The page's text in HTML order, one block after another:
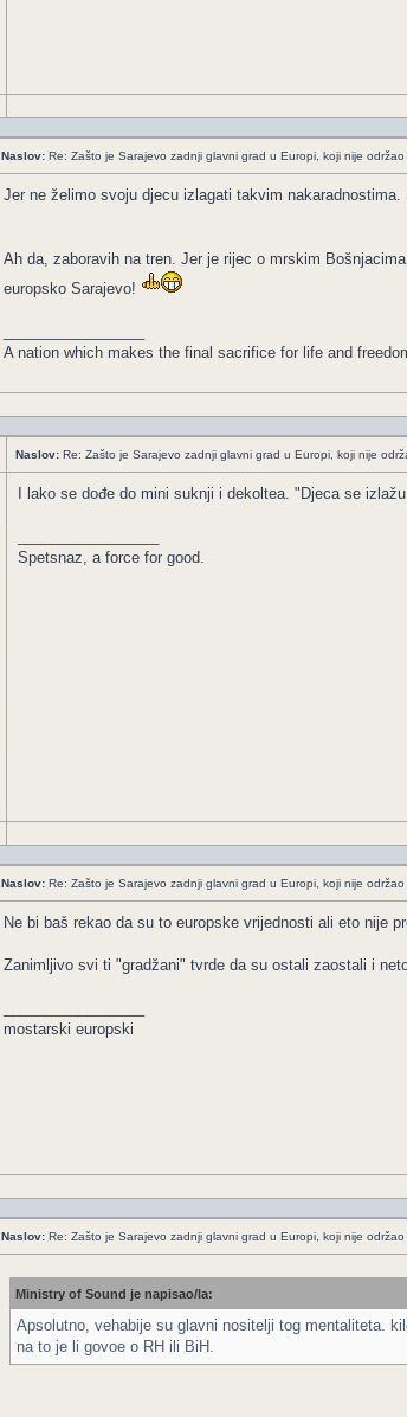
Naslov: Re: Zašto je Sarajevo zadnji glavni grad u Europi, koji nije
Jer ne želimo svoju djecu izlagati takvim
Ah da, zaboravih na tren. Jer je rijec o mrskim
europsko Sarajevo!
A nation which makes the final sacrifice for life and
Naslov: Re: Zašto je Sarajevo zadnji glavni grad u Europi, koji nije
I lako se dođe do mini suknji i dekoltea. "Djeca se
Spetsnaz, a force for good.
Naslov: Re: Zašto je Sarajevo zadnji glavni grad u Europi, koji nije
Ne bi baš rekao da su to europske vrijednosti ali eto nije
Zanimljivo svi ti "gradžani" tvrde da su ostali zaostali i
mostarski europski
Naslov: Re: Zašto je Sarajevo zadnji glavni grad u Europi, koji nije
Ministry of Sound je napisao/la:
Apsolutno, vehabije su glavni nositelji tog mentaliteta.
na to je li govoe o RH ili BiH.